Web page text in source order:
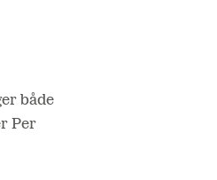
både
Per